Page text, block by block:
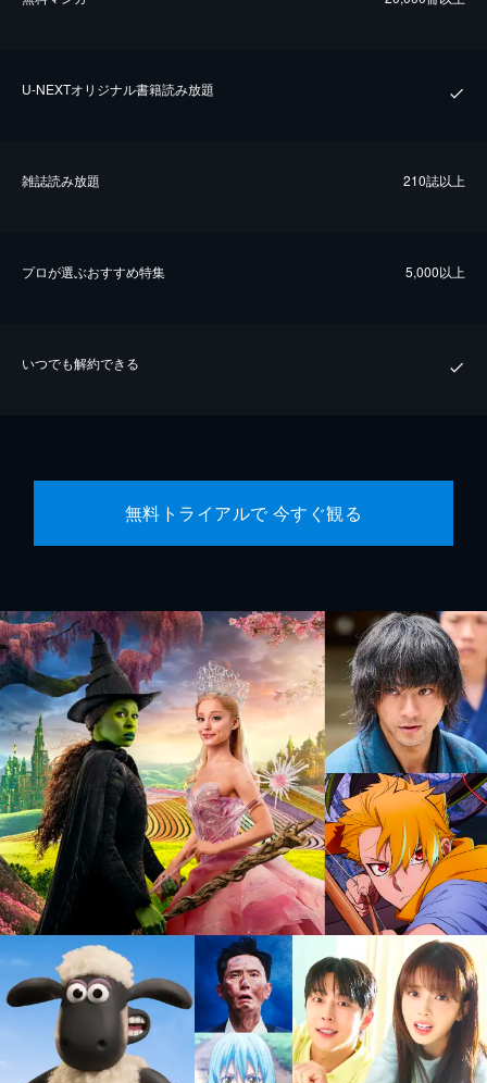
U-NEXTオリジナル書籍読み放題
雑誌読み放題 210誌以上
プロが選ぶおすすめ特集 5,000以上
いつでも解約できる
無料トライアルで 今すぐ観る